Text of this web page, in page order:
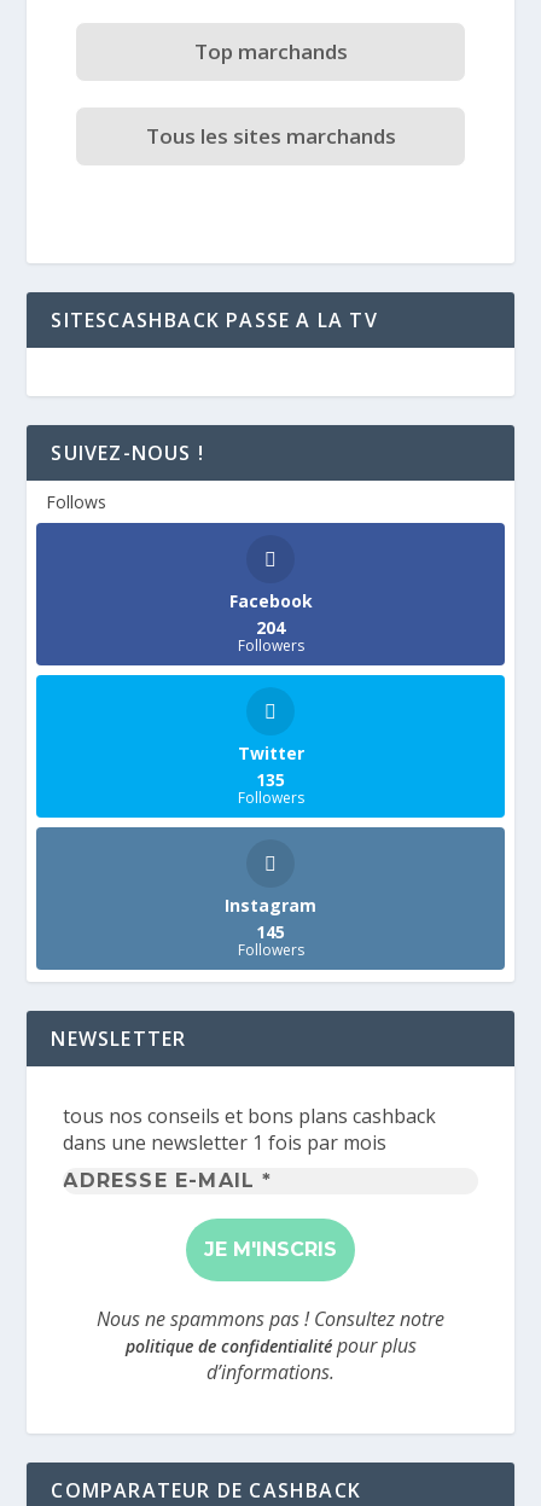
Top marchands
Tous les sites marchands
SITESCASHBACK PASSE A LA TV
SUIVEZ-NOUS !
Follows
Facebook
204
Followers
Twitter
135
Followers
Instagram
145
Followers
NEWSLETTER
tous nos conseils et bons plans cashback
dans une newsletter 1 fois par mois
Adresse
mail
*
Nous ne spammons pas ! Consultez notre
politique de confidentialitépour plus
d’informations.
COMPARATEUR DE CASHBACK